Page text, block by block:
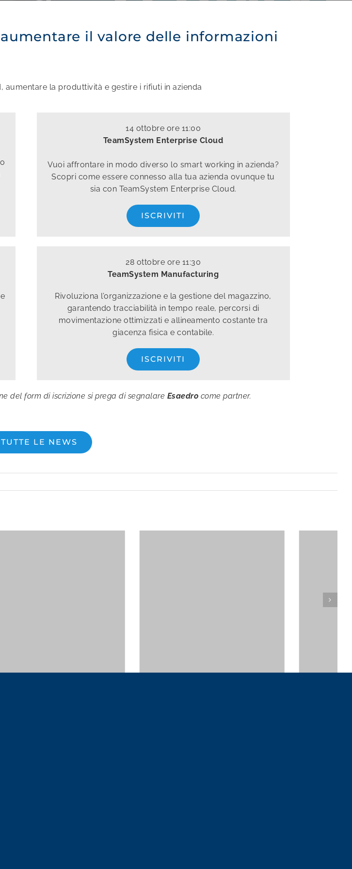
il valore delle informazioni
la produttività e gestire i rifiuti in azienda
14 ottobre ore 11:00
TeamSystem Enterprise Cloud
Vuoi affrontare in modo diverso lo smart working in azienda?
Scopri come essere connesso alla tua azienda ovunque tu
sia con TeamSystem Enterprise Cloud.
ISCRIVITI
28 ottobre ore 11:30
TeamSystem Manufacturing
Rivoluziona l’organizzazione e la gestione del magazzino,
garantendo tracciabilità in tempo reale, percorsi di
movimentazione ottimizzati e allineamento costante tra
giacenza fisica e contabile.
ISCRIVITI
del form di iscrizione si prega di segnalare Esaedro come partner.
LE NEWS